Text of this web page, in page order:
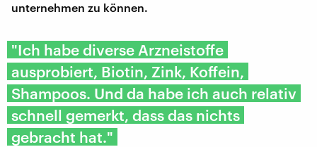
unternehmen zu können.
"Ich habe diverse Arzneistoffe
ausprobiert, Biotin, Zink, Koffein,
Shampoos. Und da habe ich auch relativ
schnell gemerkt, dass das nichts
gebracht hat."